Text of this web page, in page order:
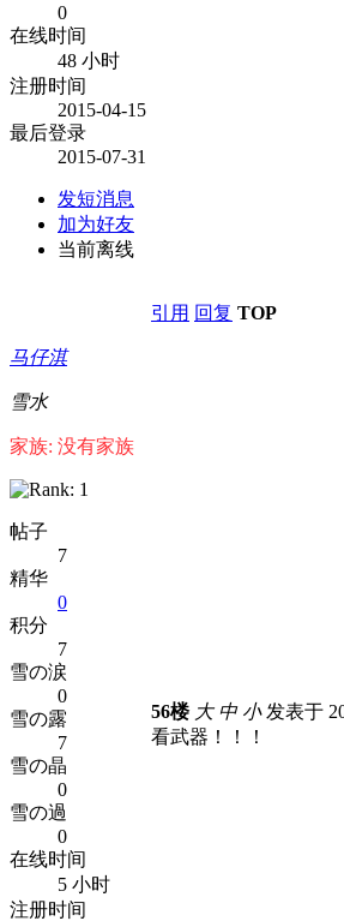
0
在线时间
48 小时
注册时间
2015-04-15
最后登录
2015-07-31
发短消息
加为好友
当前离线
引用 回复 TOP
马仔淇
雪水
家族: 没有家族
帖子
7
精华
0
积分
7
雪の涙
0
雪の露
7
雪の晶
0
雪の過
0
在线时间
5 小时
注册时间
56楼 大 中 小发表于
看武器！！！